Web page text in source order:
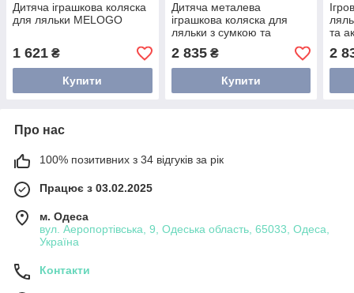
Дитяча іграшкова коляска
для ляльки MELOGO
1 621 ₴
Купити
Дитяча металева
іграшкова коляска для
ляльки з сумкою та
кошиком
2 835₴
Купити
та
2
Про нас
100% позитивних з 34 відгуків за рік
Працює з 03.02.2025
м. Одеса
вул. Аеропортівська, 9, Одеська область, 65033, Одеса,
Україна
Контакти